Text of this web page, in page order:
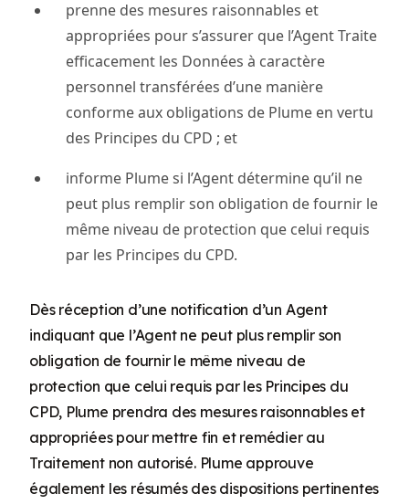
prenne des mesures raisonnables et
appropriées pour s’assurer que l’Agent Traite
efficacement les Données à caractère
personnel transférées d’une manière
conforme aux obligations de Plume en vertu
des Principes du CPD ; et
informe Plume si l’Agent détermine qu’il ne
peut plus remplir son obligation de fournir le
même niveau de protection que celui requis
par les Principes du CPD.
Dès réception d’une notification d’un Agent
indiquant que l’Agent ne peut plus remplir son
obligation de fournir le même niveau de
protection que celui requis par les Principes du
CPD, Plume prendra des mesures raisonnables et
appropriées pour mettre fin et remédier au
Traitement non autorisé. Plume approuve
également les résumés des dispositions pertinentes